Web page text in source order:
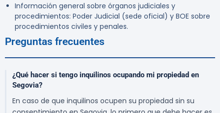
Información general sobre órganos judiciales y
procedimientos: Poder Judicial (sede oficial) y BOE sobre
procedimientos civiles y penales.
Preguntas frecuentes
¿Qué hacer si tengo inquilinos ocupando mi propiedad en
Segovia?
En caso de que inquilinos ocupen su propiedad sin su